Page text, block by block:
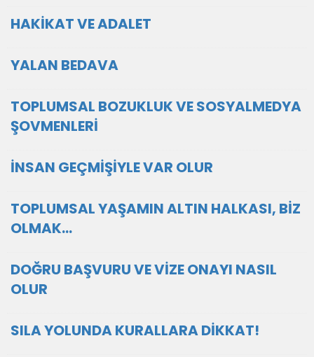
HAKİKAT VE ADALET
YALAN BEDAVA
TOPLUMSAL BOZUKLUK VE SOSYALMEDYA
ŞOVMENLERİ
İNSAN GEÇMİŞİYLE VAR OLUR
TOPLUMSAL YAŞAMIN ALTIN HALKASI, BİZ
OLMAK…
DOĞRU BAŞVURU VE VİZE ONAYI NASIL
OLUR
SILA YOLUNDA KURALLARA DİKKAT!